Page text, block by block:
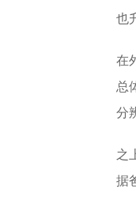
也
在
总
分
之
据